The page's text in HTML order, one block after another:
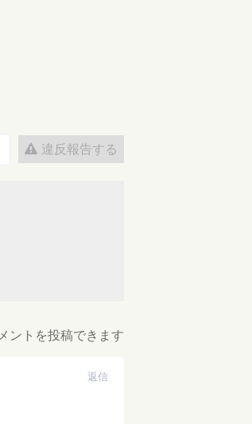
違反報告する
ントを投稿できます
返信